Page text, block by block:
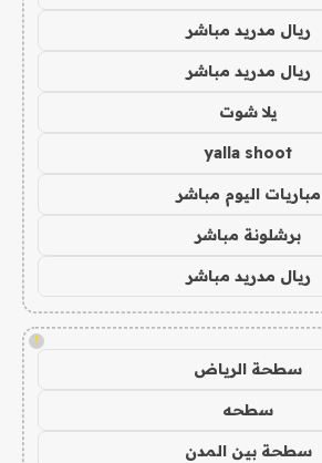
ريال مدريد مباشر
ريال مدريد مباشر
يلا شوت
yalla shoot
مباريات اليوم مباشر
برشلونة مباشر
ريال مدريد مباشر
!
سطحة الرياض
سطحه
سطحة بين المدن